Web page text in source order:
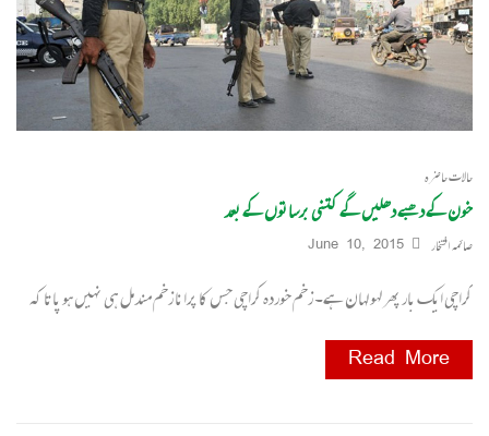
حالات حاضرہ
خون کے دھبے دھلیں گے کتنی برساتوں کے بعد
صائمہ افتخار June 10, 2015
کراچی ایک بار پھر لہو لہان ہے۔ زخم خوردہ کراچی جس کا پرانا زخم مندمل ہی نہیں ہو پاتا کہ
Read More